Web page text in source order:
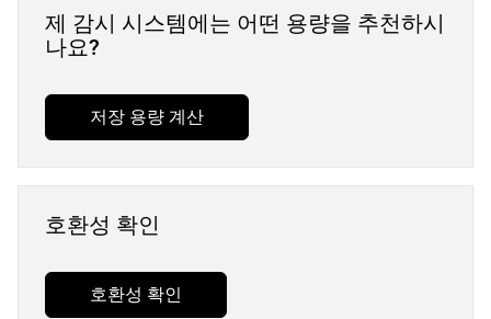
제 감시 시스템에는 어떤 용량을 추천하시
나요?
저장 용량 계산
호환성 확인
호환성 확인